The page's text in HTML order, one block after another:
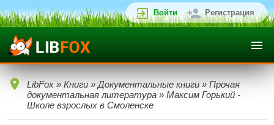
Войти Регистрация
LibFox » Книги » Документальные книги » Прочая
документальная литература » Максим Горький -
Школе взрослых в Смоленске